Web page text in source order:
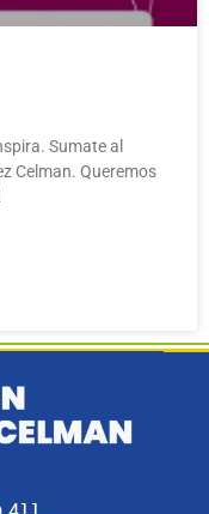
Sumate al
Celman. Queremos